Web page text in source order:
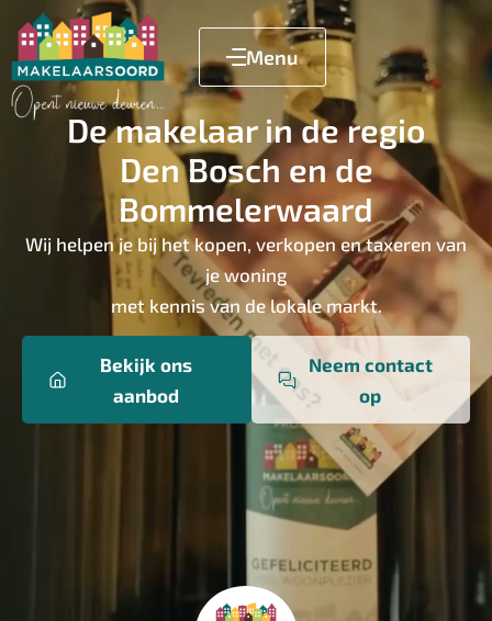
Menu
De makelaar in de regio
Den Bosch en de
Bommelerwaard
Wij helpen je bij het kopen, verkopen en taxeren van
je woning
met kennis van de lokale markt.
Bekijk ons
aanbod
Neem contact
op